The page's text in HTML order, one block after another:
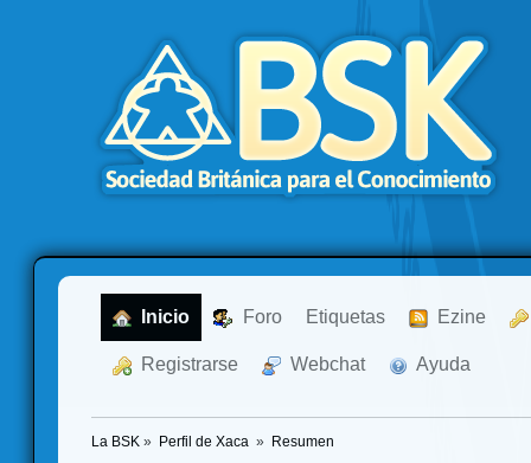
Inicio Foro Etiquetas Ezine
Registrarse Webchat Ayuda
La BSK » Perfil de Xaca » Resumen